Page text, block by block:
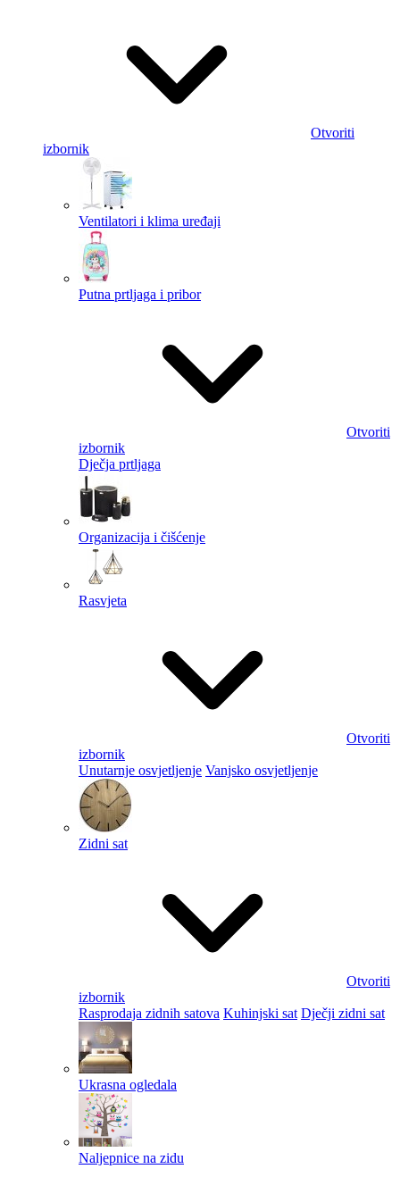
Otvoriti
izbornik
Ventilatori i klima uređaji
Putna prtljaga i pribor
Otvoriti
izbornik
Dječja prtljaga
Organizacija i čišćenje
Rasvjeta
Otvoriti
izbornik
Unutarnje osvjetljenje Vanjsko osvjetljenje
Zidni sat
Otvoriti
izbornik
Rasprodaja zidnih satova Kuhinjski sat Dječji zidni sat
Ukrasna ogledala
Naljepnice na zidu